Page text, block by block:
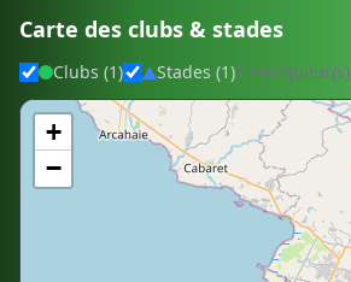
Carte des clubs & stades
Clubs (1) Stades (1)2 marqueur(s)
+
−